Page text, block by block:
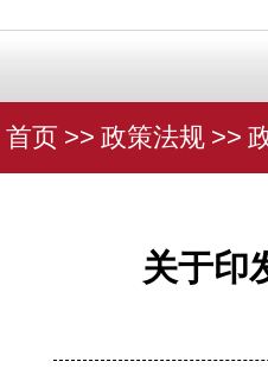
首页 >> 政策法规 >>
关于印